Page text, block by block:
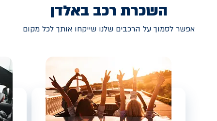
השכרת רכב באלדן
אפשר לסמוך על הרכבים שלנו שייקחו אותך לכל מקום